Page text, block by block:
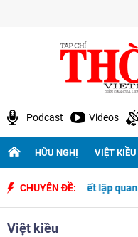
Podcast Videos
HỮU NGHỊ VIỆT KIỀU
CHUYÊN ĐỀ:
ngày thiết lập quan hệ
Việt kiều